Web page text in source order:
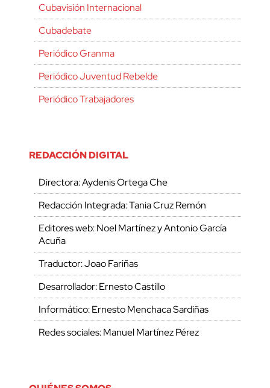
Cubavisión Internacional
Cubadebate
Periódico Granma
Periódico Juventud Rebelde
Periódico Trabajadores
REDACCIÓN DIGITAL
Directora: Aydenis Ortega Che
Redacción Integrada: Tania Cruz Remón
Editores web: Noel Martínez y Antonio García
Acuña
Traductor: Joao Fariñas
Desarrollador: Ernesto Castillo
Informático: Ernesto Menchaca Sardiñas
Redes sociales: Manuel Martínez Pérez